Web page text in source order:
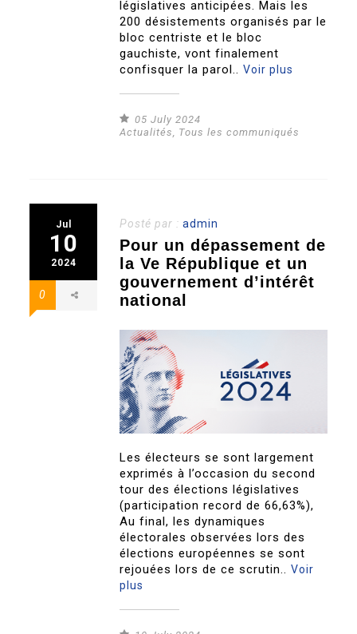
législatives anticipées. Mais les
200 désistements organisés par le
bloc centriste et le bloc
gauchiste, vont finalement
confisquer la parol..Voir plus
05 July 2024
Actualités, Tous les communiqués
Jul
10
2024
0
Posté par :admin
Pour un dépassement de
la Ve République et un
gouvernement d’intérêt
national
Les électeurs se sont largement
exprimés à l’occasion du second
tour des élections législatives
(participation record de 66,63%),
Au final, les dynamiques
électorales observées lors des
élections européennes se sont
rejouées lors de ce scrutin..Voir
plus